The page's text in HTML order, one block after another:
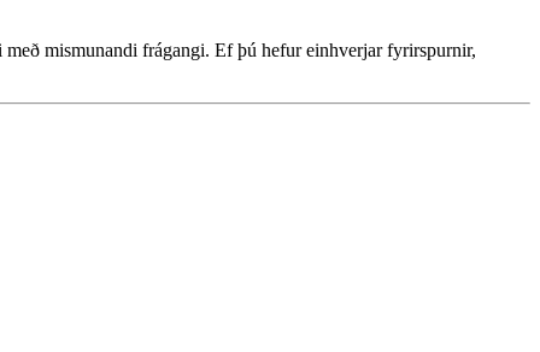
mismunandi frágangi. Ef þú hefur einhverjar fyrirspurnir,